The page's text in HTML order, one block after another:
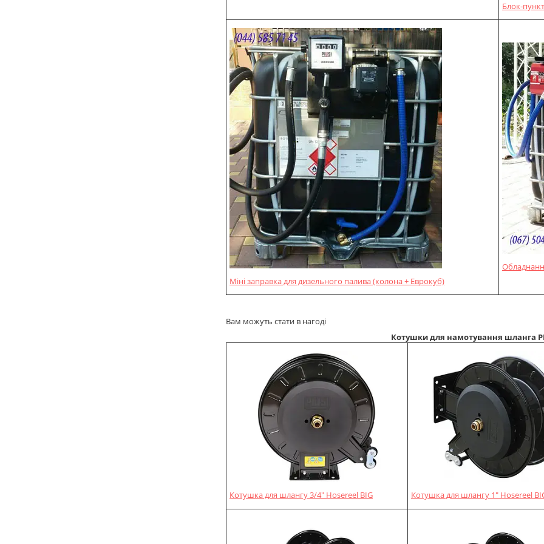
Блок-
Міні заправка для дизельного палива (колона + Еврокуб)
Вам можуть стати в нагоді
Котушки для намотування шланга
Котушка для шлангу 3/4" Hosereel BIG Котушка для шлангу 1" Hosereel